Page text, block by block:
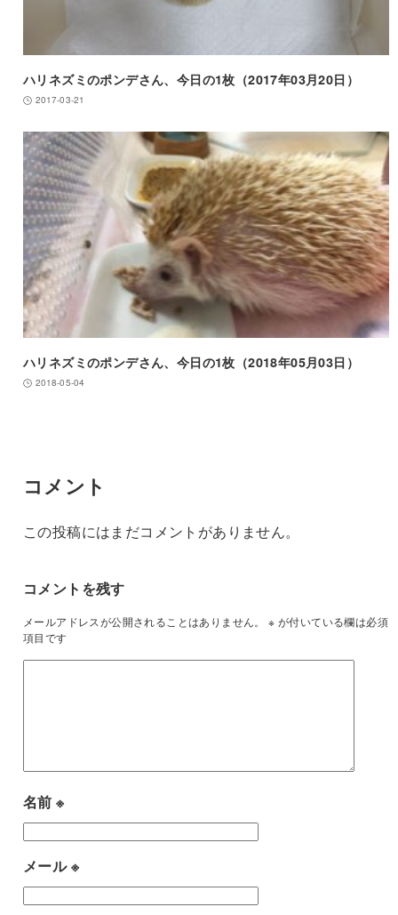
ハリネズミのポンデさん、今日の1枚（2017年03月20日）
2017-03-21
ハリネズミのポンデさん、今日の1枚（2018年05月03日）
2018-05-04
コメント
この投稿にはまだコメントがありません。
コメントを残す
メールアドレスが公開されることはありません。 ※ が付いている欄は必須
項目です
名前※
メール※